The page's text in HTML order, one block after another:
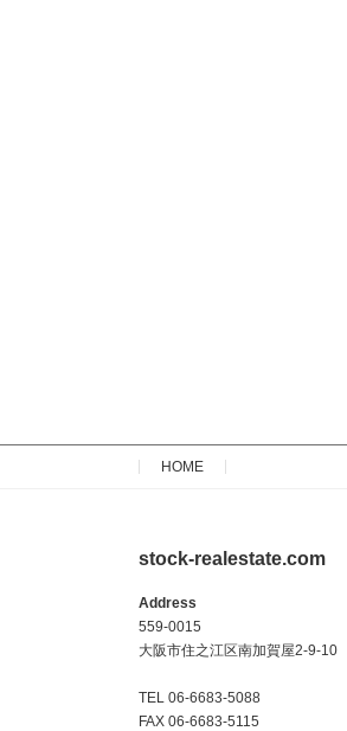
HOME
stock-realestate.com
Address
559-0015
大阪市住之江区南加賀屋2-9-10
TEL 06-6683-5088
FAX 06-6683-5115